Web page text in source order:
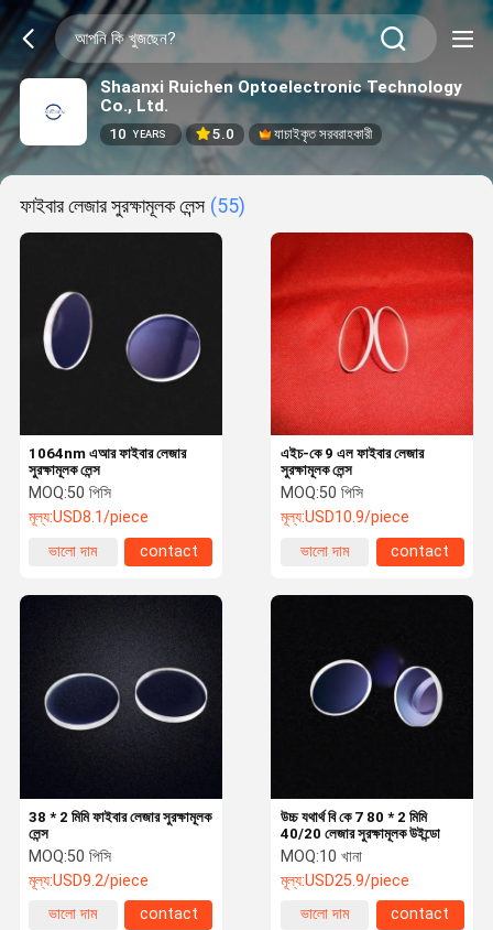
Shaanxi Ruichen Optoelectronic Technology
Co., Ltd.
10 YEARS 5.0 যাচাইকৃত সরবরাহকারী
ফাইবার লেজার সুরক্ষামূলক লেন্স (55)
1064nm এআর ফাইবার লেজার
সুরক্ষামূলক লেন্স
MOQ:50 পিসি
মূল্য:USD8.1/piece
ভালো দাম
contact
এইচ-কে 9 এল ফাইবার লেজার
সুরক্ষামূলক লেন্স
MOQ:50 পিসি
মূল্য:USD10.9/piece
ভালো দাম
contact
38 * 2 মিমি ফাইবার লেজার সুরক্ষামূলক
লেন্স
MOQ:50 পিসি
মূল্য:USD9.2/piece
ভালো দাম
contact
উচ্চ যথার্থ বি কে 7 80 * 2 মিমি
40/20 লেজার সুরক্ষামূলক উইন্ডো
MOQ:10 খানা
মূল্য:USD25.9/piece
ভালো দাম
contact